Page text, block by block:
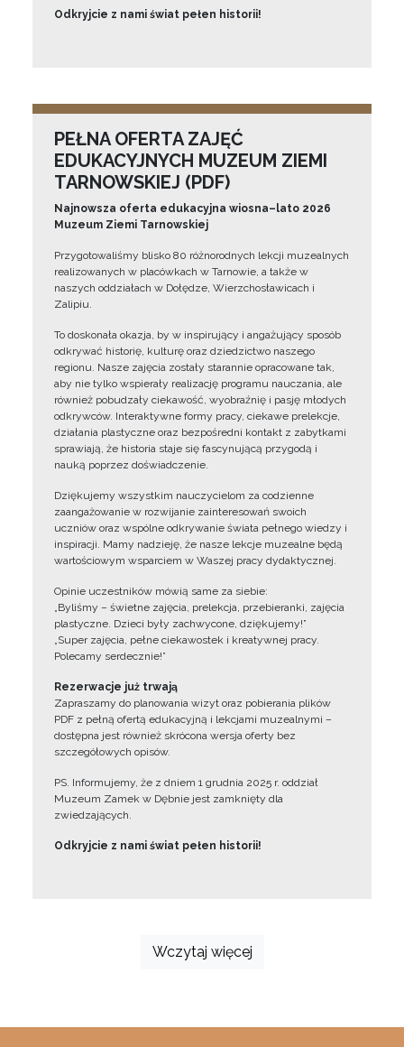
Odkryjcie z nami świat pełen historii!
PEŁNA OFERTA ZAJĘĆ
EDUKACYJNYCH MUZEUM ZIEMI
TARNOWSKIEJ (PDF)
Najnowsza oferta edukacyjna wiosna–lato 2026
Muzeum Ziemi Tarnowskiej
Przygotowaliśmy blisko 80 różnorodnych lekcji muzealnych
realizowanych w placówkach w Tarnowie, a także w
naszych oddziałach w Dołędze, Wierzchosławicach i
Zalipiu.
To doskonała okazja, by w inspirujący i angażujący sposób
odkrywać historię, kulturę oraz dziedzictwo naszego
regionu. Nasze zajęcia zostały starannie opracowane tak,
aby nie tylko wspierały realizację programu nauczania, ale
również pobudzały ciekawość, wyobraźnię i pasję młodych
odkrywców. Interaktywne formy pracy, ciekawe prelekcje,
działania plastyczne oraz bezpośredni kontakt z zabytkami
sprawiają, że historia staje się fascynującą przygodą i
nauką poprzez doświadczenie.
Dziękujemy wszystkim nauczycielom za codzienne
zaangażowanie w rozwijanie zainteresowań swoich
uczniów oraz wspólne odkrywanie świata pełnego wiedzy i
inspiracji. Mamy nadzieję, że nasze lekcje muzealne będą
wartościowym wsparciem w Waszej pracy dydaktycznej.
Opinie uczestników mówią same za siebie:
„Byliśmy – świetne zajęcia, prelekcja, przebieranki, zajęcia
plastyczne. Dzieci były zachwycone, dziękujemy!”
„Super zajęcia, pełne ciekawostek i kreatywnej pracy.
Polecamy serdecznie!”
Rezerwacje już trwają
Zapraszamy do planowania wizyt oraz pobierania plików
PDF z pełną ofertą edukacyjną i lekcjami muzealnymi –
dostępna jest również skrócona wersja oferty bez
szczegółowych opisów.
PS. Informujemy, że z dniem 1 grudnia 2025 r. oddział
Muzeum Zamek w Dębnie jest zamknięty dla
zwiedzających.
Odkryjcie z nami świat pełen historii!
Wczytaj więcej